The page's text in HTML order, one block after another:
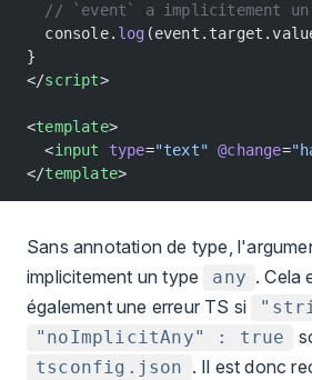
// `event` a implicitement un
  console.
log
}
</script>
<template>
  <
input type="text" @change=
</template>
Sans annotation de type,
implicitement un type
any . Cela
également une erreur TS si
"noImplicitAny" : true
tsconfig.json . Il est donc